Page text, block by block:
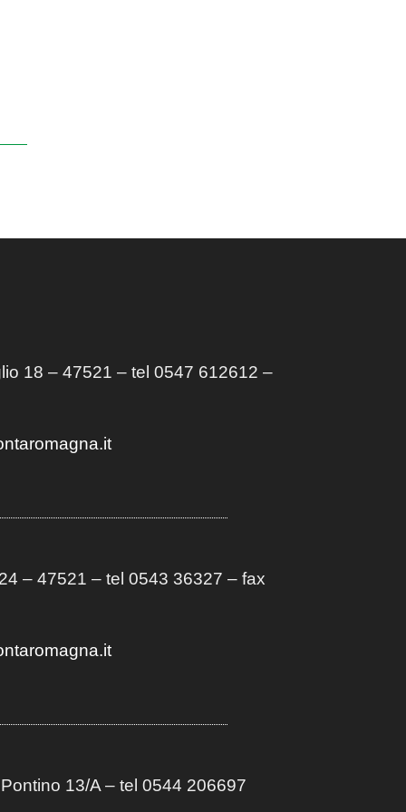
18 – 47521 – tel 0547 612612 –
– 47521 – tel 0543 36327 – fax
13/A– tel 0544 206697